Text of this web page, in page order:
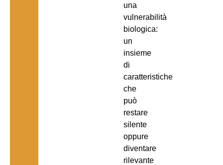
una
vulnerabilità
biologica:
un
insieme
di
caratteristiche
che
può
restare
silente
oppure
diventare
rilevante